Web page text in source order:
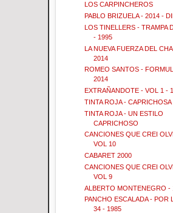
LOS CARPINCHEROS
PABLO BRIZUELA - 2014 -
LOS TINELLERS - TRAMPA
- 1995
LA NUEVA FUERZA DEL
2014
ROMEO SANTOS -
2014
EXTRAÑANDOTE - VOL 1 -
TINTA ROJA - CAPRICHOSA
TINTA ROJA - UN ESTILO
CAPRICHOSO
CANCIONES QUE CREI
VOL 10
CABARET 2000
CANCIONES QUE CREI
VOL 9
ALBERTO MONTENEGRO -
PANCHO ESCALADA - POR
34 - 1985